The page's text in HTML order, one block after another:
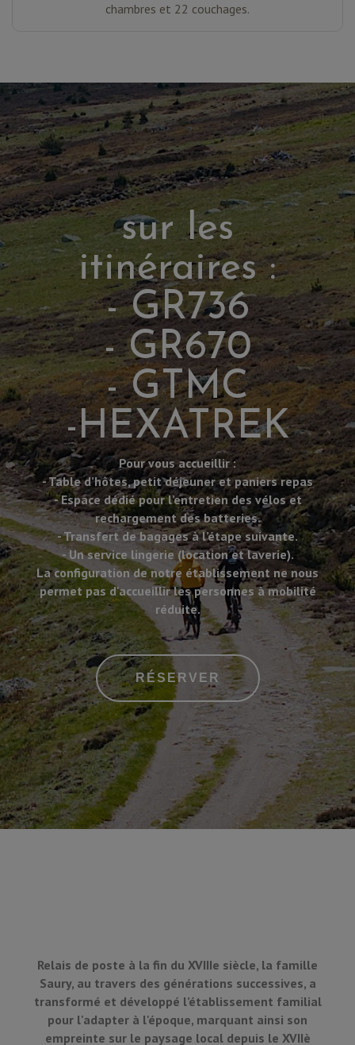
chambres et 22 couchages.
sur les
itinéraires :
- GR736
- GR670
- GTMC
-HEXATREK
Pour vous accueillir :
- Table d’hôtes, petit déjeuner et paniers repas
- Espace dédié pour l’entretien des vélos et
rechargement des batteries.
- Transfert de bagages à l’étape suivante.
- Un service lingerie (location et laverie).
La configuration de notre établissement ne nous
permet pas d'accueillir les personnes à mobilité
réduite.
RÉSERVER
Relais de poste à la fin du XVIIIe siècle, la famille
Saury, au travers des générations successives, a
transformé et développé l’établissement familial
pour l'adapter à l'époque, marquant ainsi son
empreinte sur le paysage local depuis le XVIIè